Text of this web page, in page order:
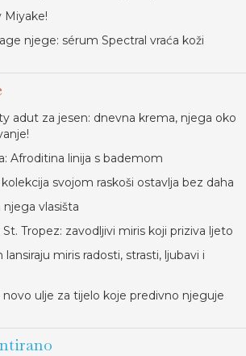
Miyake!
njege: sérum Spectral vraća koži
adut za jesen: dnevna krema, njega oko
Afroditina linija s bademom
svojom raskoši ostavlja bez daha
vlasišta
Tropez: zavodljivi miris koji priziva ljeto
lansiraju miris radosti, strasti, ljubavi i
novo ulje za tijelo koje predivno njeguje